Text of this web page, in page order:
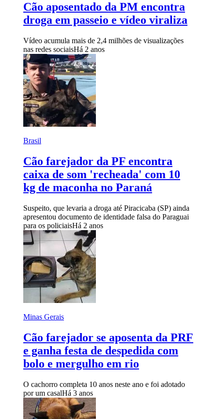
Cão aposentado da PM encontra
droga em passeio e vídeo viraliza
Vídeo acumula mais de 2,4 milhões de visualizações
nas redes sociaisHá 2 anos
Brasil
Cão farejador da PF encontra
caixa de som 'recheada' com 10
kg de maconha no Paraná
Suspeito, que levaria a droga até Piracicaba (SP) ainda
apresentou documento de identidade falsa do Paraguai
para os policiaisHá 2 anos
Minas Gerais
Cão farejador se aposenta da PRF
e ganha festa de despedida com
bolo e mergulho em rio
O cachorro completa 10 anos neste ano e foi adotado
por um casalHá 3 anos